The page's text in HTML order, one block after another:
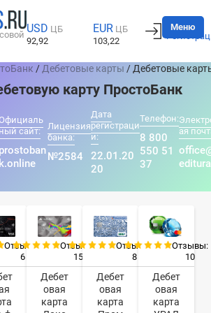
USD ЦБ
92,92
EUR ЦБ
103,22
Вход
Меню
/ Дебетовые карты / Дебетовые
карту ПростоБанк
сайт:
prostoban
k.online
Лицензия
банка:
№2584
Дата
регистраци
и:
22.01.20
20
Телефон:
8 800
550 51
37
ая
Отзывы:
6
Отзывы:
15
Дебет
овая
карта
Отзывы:
8
Дебет
овая
карта
Отзывы:
10
Дебет
овая
карта